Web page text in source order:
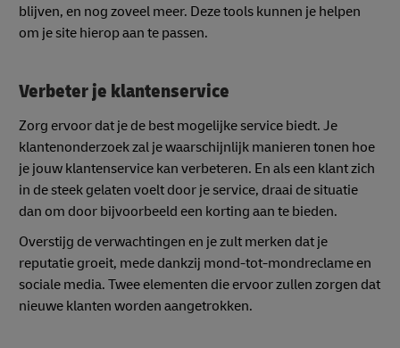
blijven, en nog zoveel meer. Deze tools kunnen je helpen
om je site hierop aan te passen.
Verbeter je klantenservice
Zorg ervoor dat je de best mogelijke service biedt. Je
klantenonderzoek zal je waarschijnlijk manieren tonen hoe
je jouw klantenservice kan verbeteren. En als een klant zich
in de steek gelaten voelt door je service, draai de situatie
dan om door bijvoorbeeld een korting aan te bieden.
Overstijg de verwachtingen en je zult merken dat je
reputatie groeit, mede dankzij mond-tot-mondreclame en
sociale media. Twee elementen die ervoor zullen zorgen dat
nieuwe klanten worden aangetrokken.